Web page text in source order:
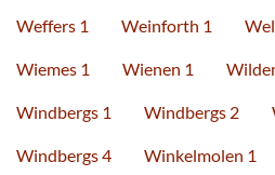
Weffers 1 Weinforth 1
Wiemes 1 Wienen 1
Windbergs 1 Windbergs 2
Windbergs 4 Winkelmolen 1